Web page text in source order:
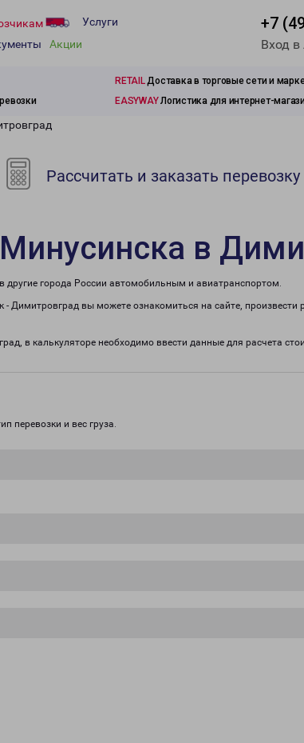
Услуги
Акции
+7
Вход
RETAILДоставка в торговые сети и
EASYWAYЛогистика для интернет-
Рассчитать и заказать перевозку
в
другие города России автомобильным и авиатранспортом.
Димитровград вы можете ознакомиться на сайте,
в калькуляторе необходимо ввести данные для расчета
перевозки и вес груза.